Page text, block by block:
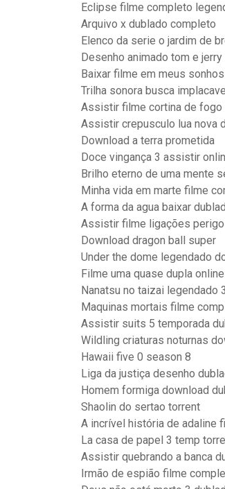
Eclipse filme completo
Arquivo x dublado completo
Elenco da serie o jardim de
Desenho animado tom e jerry
Baixar filme em meus
Trilha sonora busca
Assistir filme cortina de fogo
Assistir crepusculo lua nova
Download a terra prometida
Doce vingança 3 assistir
Brilho eterno de uma mente
Minha vida em marte filme
A forma da agua baixar
Assistir filme ligações
Download dragon ball super
Under the dome legendado
Filme uma quase dupla online
Nanatsu no taizai legendado
Maquinas mortais filme
Assistir suits 5 temporada
Wildling criaturas noturnas
Hawaii five 0 season 8
Liga da justiça desenho
Homem formiga download
Shaolin do sertao torrent
A incrível história de adaline
La casa de papel 3 temp
Assistir quebrando a banca
Irmão de espião filme